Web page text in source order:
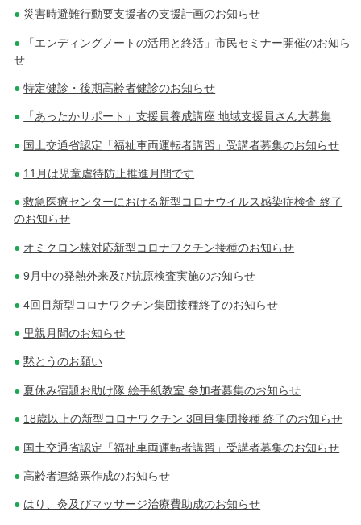
災害時避難行動要支援者の支援計画のお知らせ
「エンディングノートの活用と終活」市民セミナー開催のお知ら
せ
特定健診・後期高齢者健診のお知らせ
「あったかサポート」支援員養成講座 地域支援員さん大募集
国土交通省認定「福祉車両運転者講習」受講者募集のお知らせ
11月は児童虐待防止推進月間です
救急医療センターにおける新型コロナウイルス感染症検査 終了
のお知らせ
オミクロン株対応新型コロナワクチン接種のお知らせ
9月中の発熱外来及び抗原検査実施のお知らせ
4回目新型コロナワクチン集団接種終了のお知らせ
里親月間のお知らせ
黙とうのお願い
夏休み宿題お助け隊 絵手紙教室 参加者募集のお知らせ
18歳以上の新型コロナワクチン 3回目集団接種 終了のお知らせ
国土交通省認定「福祉車両運転者講習」受講者募集のお知らせ
高齢者連絡票作成のお知らせ
はり、灸及びマッサージ治療費助成のお知らせ